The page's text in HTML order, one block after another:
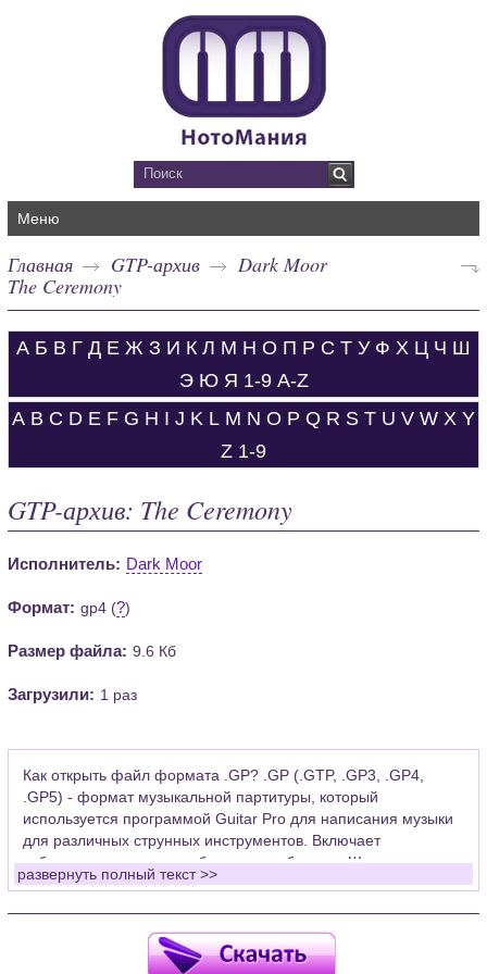
Меню
Главная GTP-архив
Dark Moor
The Ceremony
А Б В Г Д Е Ж З И К Л М Н О П Р С Т У Ф Х Ц Ч Ш
Э Ю Я 1-9 A-Z
A B C D E F G H I J K L M N O P Q R S T U V W X Y
Z 1-9
GTP-архив: The Ceremony
Исполнитель: Dark Moor
Формат: gp4 (?)
Размер файла: 9.6 Кб
Загрузили: 1 раз
Как открыть файл формата .GP? .GP (.GTP, .GP3, .GP4,
.GP5) - формат музыкальной партитуры, который
используется программой Guitar Pro для написания музыки
для различных струнных инструментов. Включает
табулатуры для гитары, бас-гитары, банджо. Широко
применяется для создания партитур, которые затем
Для открытия нот этого формата Вам необходимо
установить у себя на рабочем компьютере программу Guitar
развернуть полный текст >>